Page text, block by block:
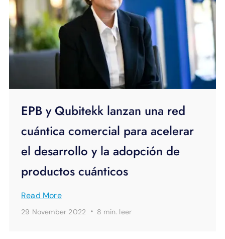
EPB y Qubitekk lanzan una red
cuántica comercial para acelerar
el desarrollo y la adopción de
productos cuánticos
Read More
29 November 2022 · 8 min. leer